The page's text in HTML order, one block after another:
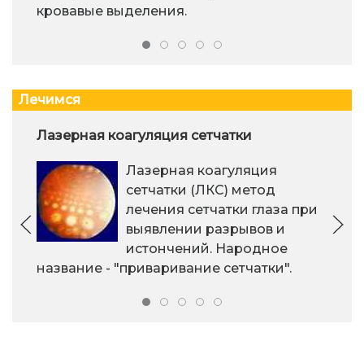
кровавые выделения.
Лечимся
Лазерная коагуляция сетчатки
Лазерная коагуляция
сетчатки (ЛКС) метод
лечения сетчатки глаза при
выявлении разрывов и
истончений. Народное
название - "приваривание сетчатки".